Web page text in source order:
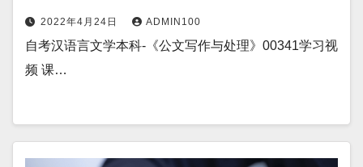
2022年4月24日 ADMIN100
自考汉语言文学本科-《公文写作与处理》00341学习视
频 课…